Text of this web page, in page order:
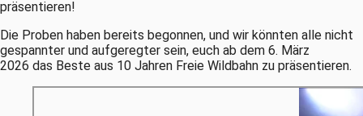
präsentieren!
Die Proben haben bereits begonnen, und wir könnten alle nicht
gespannter und aufgeregter sein, euch ab dem 6. März
2026 das Beste aus 10 Jahren Freie Wildbahn zu präsentieren.